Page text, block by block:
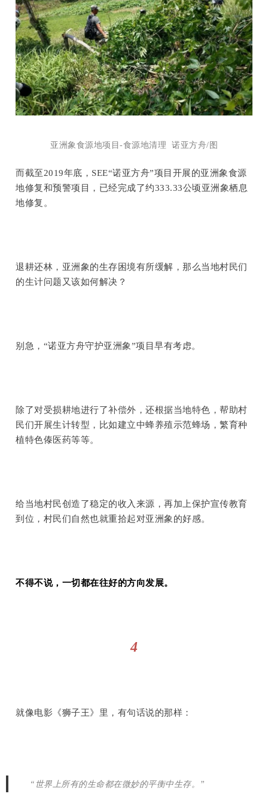
亚洲象食源地项目-食源地清理 诺亚方舟/图
而截至2019年底，SEE“诺亚方舟”项目开展的亚洲象食源
地修复和预警项目，已经完成了约333.33公顷亚洲象栖息
地修复。
退耕还林，亚洲象的生存困境有所缓解，那么当地村民们
的生计问题又该如何解决？
别急，“诺亚方舟守护亚洲象”项目早有考虑。
除了对受损耕地进行了补偿外，还根据当地特色，帮助村
民们开展生计转型，比如建立中蜂养殖示范蜂场，繁育种
植特色傣医药等等。
给当地村民创造了稳定的收入来源，再加上保护宣传教育
到位，村民们自然也就重拾起对亚洲象的好感。
不得不说，一切都在往好的方向发展。
4
就像电影《狮子王》里，有句话说的那样：
“世界上所有的生命都在微妙的平衡中生存。”